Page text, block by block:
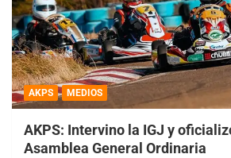
AKPS MEDIOS
AKPS: Intervino la IGJ y
Asamblea General Ordinaria